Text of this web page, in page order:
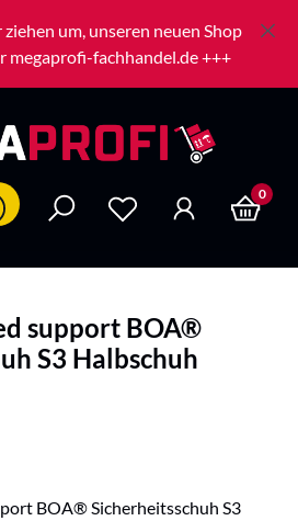
um, unseren neuen Shop
megaprofi-fachhandel.de +++
Werkzeugleiste anzeigen 0
support BOA®
S3 Halbschuh